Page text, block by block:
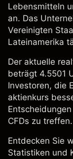
Lebensmitteln
an. Das
Vereinigten
Lateinamerika
Der aktuelle
beträgt 4.5501
Investoren, die
aktienkurs
CFDs zu treffen.
Entdecken Sie
Statistiken und